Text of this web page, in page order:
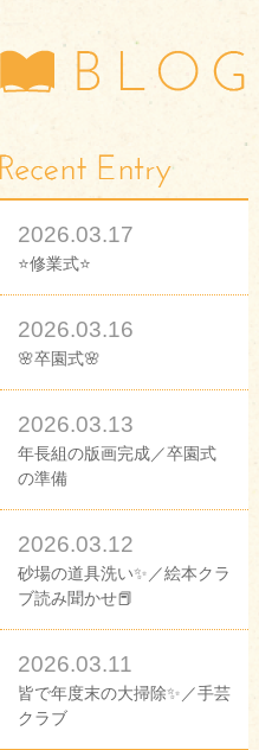
2026.03.17
⭐修業式⭐
2026.03.16
🌸卒園式🌸
2026.03.13
年長組の版画完成／卒園式
の準備
2026.03.12
砂場の道具洗い✨／絵本クラ
ブ読み聞かせ📕
2026.03.11
皆で年度末の大掃除✨／手芸
クラブ